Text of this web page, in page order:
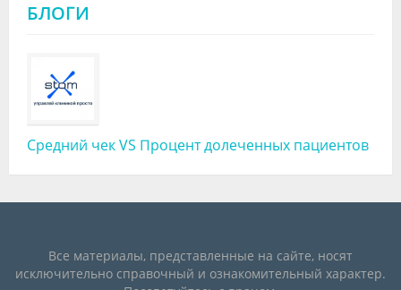
БЛОГИ
Средний чек VS Процент долеченных пациентов
Все материалы, представленные на сайте, носят
исключительно справочный и ознакомительный характер.